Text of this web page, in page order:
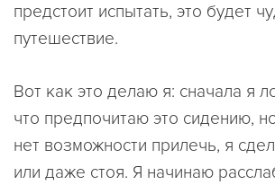
предстоит испытать, это будет
путешествие.
Вот как это делаю я: сначала я
что предпочитаю это сидению,
нет возможности прилечь, я
или даже стоя. Я начинаю